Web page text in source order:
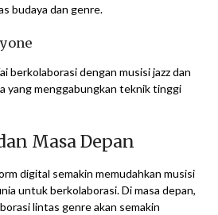
budaya dan genre.
berkolaborasi dengan musisi jazz dan
yang menggabungkan teknik tinggi
Masa Depan
digital semakin memudahkan musisi
untuk berkolaborasi. Di masa depan,
lintas genre akan semakin